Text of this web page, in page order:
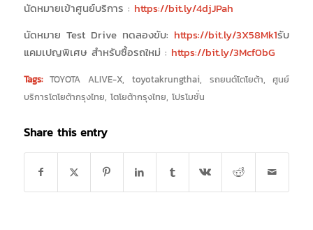
นัดหมายเข้าศูนย์บริการ : https://bit.ly/4djJPah
นัดหมาย Test Drive ทดลองขับ: https://bit.ly/3X58Mk1รับ
แคมเปญพิเศษ สำหรับซื้อรถใหม่ : https://bit.ly/3Mcf0bG
Tags: TOYOTA ALIVE-X, toyotakrungthai, รถยนต์โตโยต้า,ศูนย์
บริการโตโยต้ากรุงไทย, โตโยต้ากรุงไทย, โปรโมชั่น
Share this entry